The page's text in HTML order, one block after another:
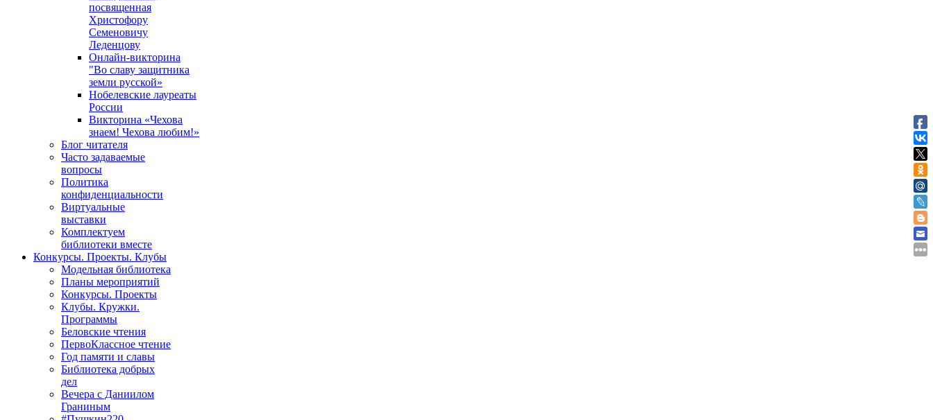
посвященная
Христофору
Семеновичу
Леденцову
Онлайн-викторина
"Во славу защитника
земли русской»
Нобелевские лауреаты
России
Викторина «Чехова
знаем! Чехова любим!»
Блог читателя
Часто задаваемые
вопросы
Политика
конфиденциальности
Виртуальные
выставки
Комплектуем
библиотеки вместе
Конкурсы. Проекты. Клубы
Модельная библиотека
Планы мероприятий
Конкурсы. Проекты
Клубы. Кружки.
Программы
Беловские чтения
ПервоКлассное чтение
Год памяти и славы
Библиотека добрых
дел
Вечера с Даниилом
Граниным